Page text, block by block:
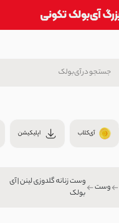
تاپ زنانه/نیم تنه
آی‌کلاب اپلیکیشن
وست
وست زنانه گلدوزی لینن | آی
بولک